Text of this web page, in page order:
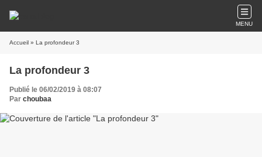
MENU
Accueil » La profondeur 3
La profondeur 3
Publié le 06/02/2019 à 08:07
Par choubaa